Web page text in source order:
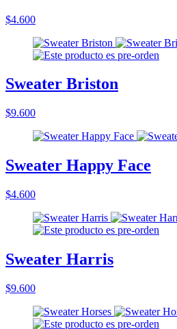
$4.600
Sweater Briston
$9.600
Sweater Happy Face
$4.600
Sweater Harris
$9.600